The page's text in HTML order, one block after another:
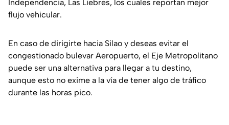
Independencia, Las Liebres, los cuales reportan mejor
flujo vehicular.
En caso de dirigirte hacia Silao y deseas evitar el
congestionado bulevar Aeropuerto, el Eje Metropolitano
puede ser una alternativa para llegar a tu destino,
aunque esto no exime a la vía de tener algo de tráfico
durante las horas pico.